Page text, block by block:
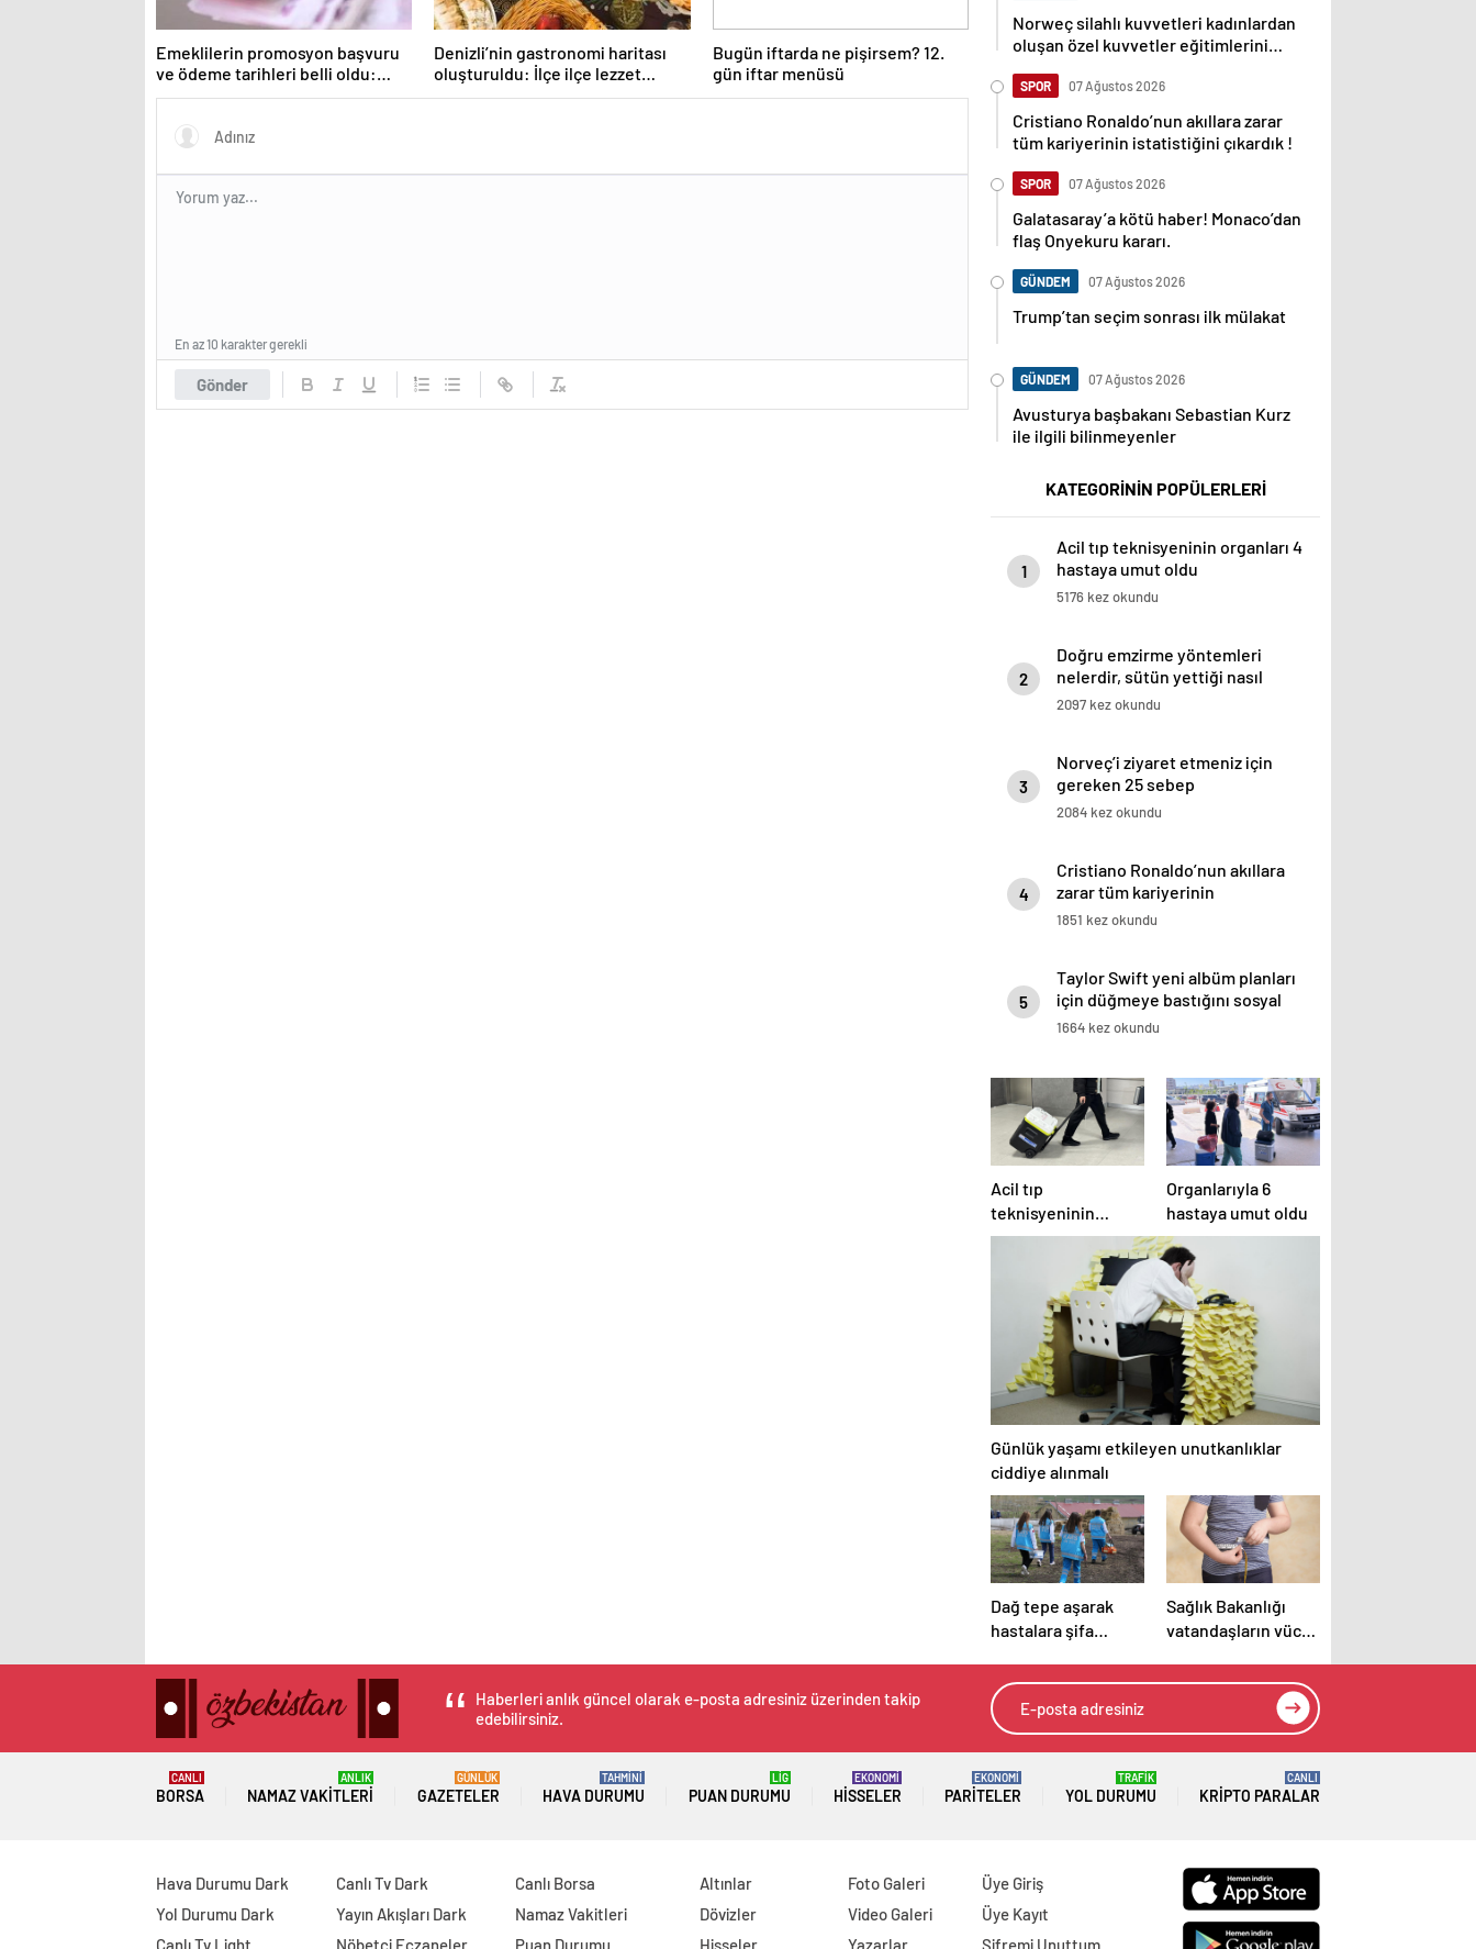
Emeklilerin promosyon başvuru
ve ödeme tarihleri belli oldu:
Hangi banka emekliye ne kadar
Denizli’nin gastronomi haritası
oluşturuldu: İlçe ilçe lezzet
haritasi
Bugün iftarda ne pişirsem? 12.
gün iftar menüsü
Gönder
En az 10 karakter gerekli
Norweç silahlı kuvvetleri kadınlardan
oluşan özel kuvvetler eğitimlerini
SPOR 07 Ağustos 2026
Cristiano Ronaldo’nun akıllara zarar
tüm kariyerinin istatistiğini çıkardık !
SPOR 07 Ağustos 2026
Galatasaray’a kötü haber! Monaco’dan
flaş Onyekuru kararı.
GÜNDEM 07 Ağustos 2026
Trump’tan seçim sonrası ilk mülakat
GÜNDEM 07 Ağustos 2026
Avusturya başbakanı Sebastian Kurz
ile ilgili bilinmeyenler
KATEGORİNİN POPÜLERLERİ
1
Acil tıp teknisyeninin organları 4
hastaya umut oldu
5176 kez okundu
2
Doğru emzirme yöntemleri
nelerdir, sütün yettiği nasıl
anlaşılır?
2097 kez okundu
3
Norveç’i ziyaret etmeniz için
gereken 25 sebep
2084 kez okundu
4
Cristiano Ronaldo’nun akıllara
zarar tüm kariyerinin
istatistiğini çıkardık !
1851 kez okundu
5
Taylor Swift yeni albüm planları
için düğmeye bastığını sosyal
medyadan duyurdu!
1664 kez okundu
Acil tıp
teknisyeninin
organları 4 hastaya
Organlarıyla 6
hastaya umut oldu
Günlük yaşamı etkileyen unutkanlıklar
ciddiye alınmalı
Dağ tepe aşarak
hastalara şifa
Sağlık Bakanlığı
vatandaşların vücut
ölçecek
Haberleri anlık güncel olarak e-posta adresiniz üzerinden takip
edebilirsiniz.
BORSA
CANLI
NAMAZ VAKITLERI
ANLIK
GAZETELER
GÜNLÜK
HAVA DURUMU
TAHMİNİ
PUAN DURUMU
LİG
HISSELER
EKONOMİ
PARITELER
EKONOMİ
YOL DURUMU
TRAFİK
KRIPTO PARALAR
CANLI
Hava Durumu Dark
Yol Durumu Dark
Canlı Tv Light
Canlı Tv Dark
Yayın Akışları Dark
Nöbetçi Eczaneler
Canlı Borsa
Namaz Vakitleri
Puan Durumu
Altınlar
Dövizler
Hisseler
Foto Galeri
Video Galeri
Yazarlar
Üye Giriş
Üye Kayıt
Şifremi Unuttum